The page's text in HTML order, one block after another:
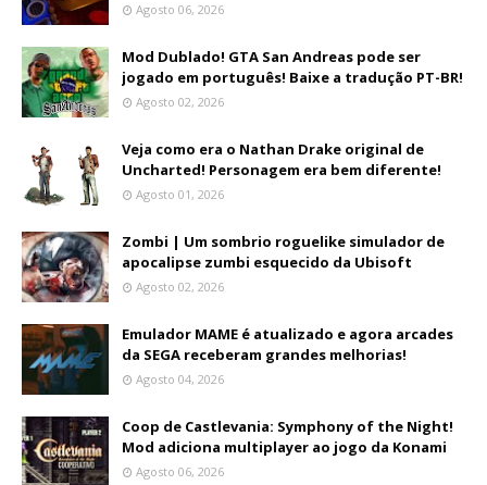
Agosto 06, 2026
Mod Dublado! GTA San Andreas pode ser
jogado em português! Baixe a tradução PT-BR!
Agosto 02, 2026
Veja como era o Nathan Drake original de
Uncharted! Personagem era bem diferente!
Agosto 01, 2026
Zombi | Um sombrio roguelike simulador de
apocalipse zumbi esquecido da Ubisoft
Agosto 02, 2026
Emulador MAME é atualizado e agora arcades
da SEGA receberam grandes melhorias!
Agosto 04, 2026
Coop de Castlevania: Symphony of the Night!
Mod adiciona multiplayer ao jogo da Konami
Agosto 06, 2026